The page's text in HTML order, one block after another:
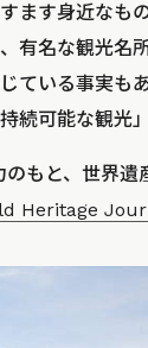
ます身近なも
有名な観光名
ている事実も
続可能な観光
もと、世界
Heritage